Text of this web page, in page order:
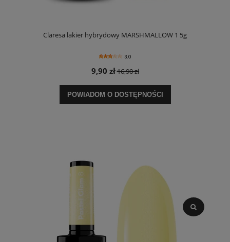
Claresa lakier hybrydowy MARSHMALLOW 1 5g
3.0
9,90 zł16,90 zł
POWIADOM O DOSTĘPNOŚCI